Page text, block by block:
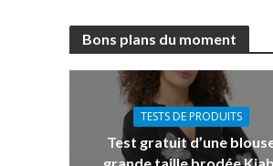
Bons plans du moment
TESTS DE PRODUITS
Test gratuit d’une